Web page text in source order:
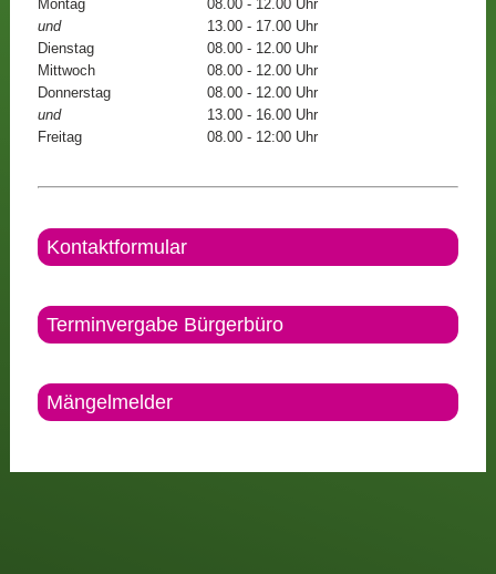
Montag
08.00 - 12.00 Uhr
und
13.00 - 17.00 Uhr
Dienstag
08.00 - 12.00 Uhr
Mittwoch
08.00 - 12.00 Uhr
Donnerstag
08.00 - 12.00 Uhr
und
13.00 - 16.00 Uhr
Freitag
08.00 - 12:00 Uhr
Kontaktformular
Terminvergabe Bürgerbüro
Mängelmelder